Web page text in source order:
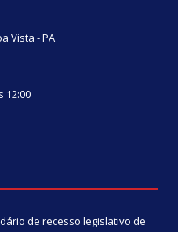
Vista - PA
12:00
de recesso legislativo de